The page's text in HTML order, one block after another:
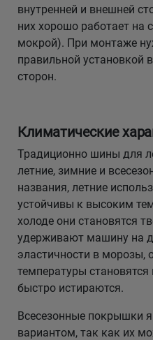
внутренней и внешней
них хорошо работает на
мокрой). При монтаже
правильной установкой
сторон.
Климатические
Традиционно шины для
летние, зимние и
названия, летние
устойчивы к высоким
холоде они становятся
удерживают машину на
эластичности в морозы,
температуры
быстро истираются.
Всесезонные покрышки
вариантом, так как их